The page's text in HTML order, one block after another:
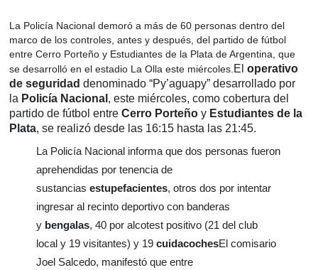
La Policía Nacional demoró a más de 60 personas dentro del
marco de los controles, antes y después, del partido de fútbol
entre Cerro Porteño y Estudiantes de la Plata de Argentina, que
se desarrolló en el estadio La Olla este miércoles. El operativo
de seguridaddenominado “Py’aguapy” desarrollado por
la Policía Nacional , este miércoles, como cobertura del
partido de fútbol entre Cerro Porteño y Estudiantes de la
Plata, se realizó desde las 16:15 hasta las 21:45.
La Policía Nacional informa que dos personas fueron
aprehendidas por tenencia de
sustanciasestupefacientes, otros dos por intentar
ingresar al recinto deportivo con banderas
y bengalas, 40 por alcotest positivo (21 del club
local y 19 visitantes) y 19cuidacochesEl comisario
Joel Salcedo, manifestó que entre